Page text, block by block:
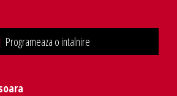
Programeaza o intalnire